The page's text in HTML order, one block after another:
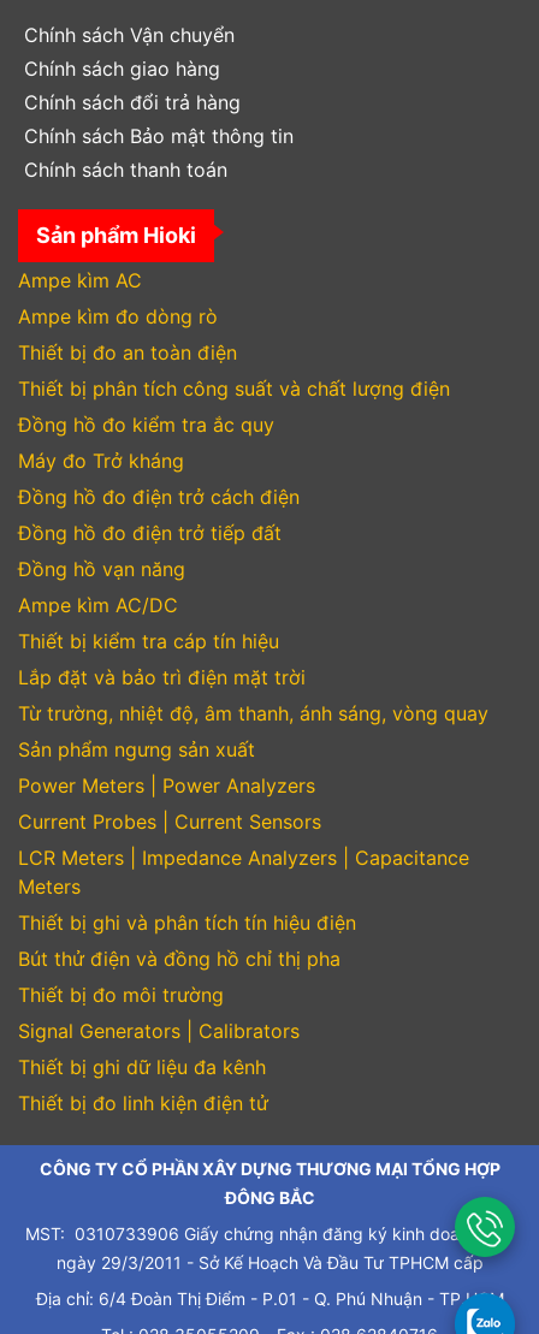
Chính sách Vận chuyển
Chính sách giao hàng
Chính sách đổi trả hàng
Chính sách Bảo mật thông tin
Chính sách thanh toán
Sản phẩm Hioki
Ampe kìm AC
Ampe kìm đo dòng rò
Thiết bị đo an toàn điện
Thiết bị phân tích công suất và chất lượng điện
Đồng hồ đo kiểm tra ắc quy
Máy đo Trở kháng
Đồng hồ đo điện trở cách điện
Đồng hồ đo điện trở tiếp đất
Đồng hồ vạn năng
Ampe kìm AC/DC
Thiết bị kiểm tra cáp tín hiệu
Lắp đặt và bảo trì điện mặt trời
Từ trường, nhiệt độ, âm thanh, ánh sáng, vòng quay
Sản phẩm ngưng sản xuất
Power Meters | Power Analyzers
Current Probes | Current Sensors
LCR Meters | Impedance Analyzers | Capacitance
Meters
Thiết bị ghi và phân tích tín hiệu điện
Bút thử điện và đồng hồ chỉ thị pha
Thiết bị đo môi trường
Signal Generators | Calibrators
Thiết bị ghi dữ liệu đa kênh
Thiết bị đo linh kiện điện tử
CÔNG TY CỔ PHẦN XÂY DỰNG THƯƠNG MẠI TỔNG HỢP
ĐÔNG BẮC
MST: 0310733906 Giấy chứng nhận đăng ký kinh doanh cấp
ngày 29/3/2011 - Sở Kế Hoạch Và Đầu Tư TPHCM cấp
Địa chỉ: 6/4 Đoàn Thị Điểm - P.01 - Q. Phú Nhuận - TP.HCM